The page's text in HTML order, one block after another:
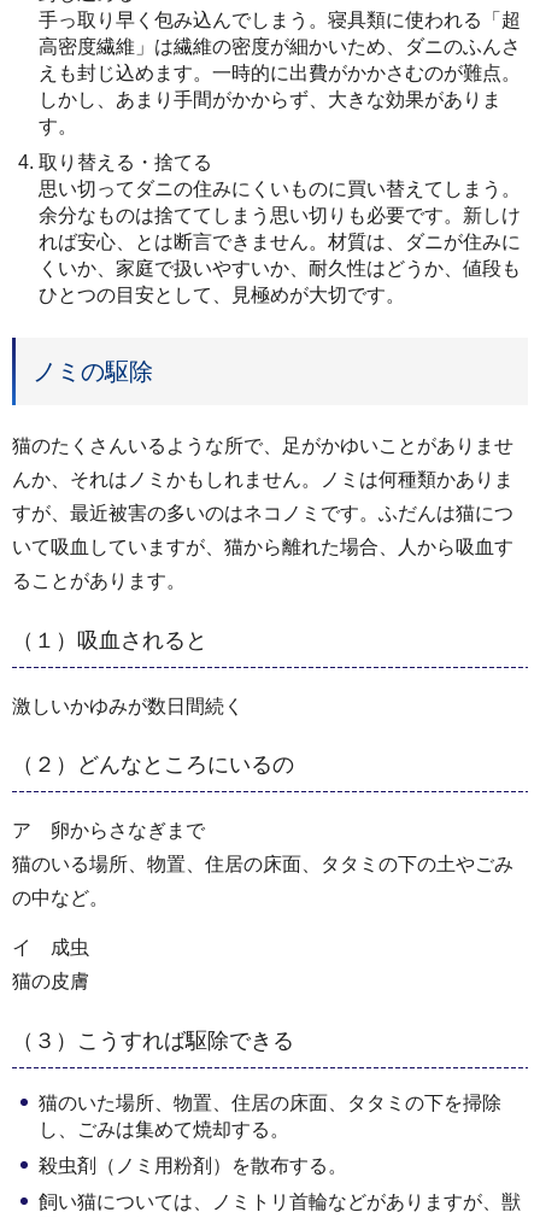
手っ取り早く包み込んでしまう。寝具類に使われる「超
高密度繊維」は繊維の密度が細かいため、ダニのふんさ
えも封じ込めます。一時的に出費がかかさむのが難点。
しかし、あまり手間がかからず、大きな効果がありま
す。
取り替える・捨てる
思い切ってダニの住みにくいものに買い替えてしまう。
余分なものは捨ててしまう思い切りも必要です。新しけ
れば安心、とは断言できません。材質は、ダニが住みに
くいか、家庭で扱いやすいか、耐久性はどうか、値段も
ひとつの目安として、見極めが大切です。
ノミの駆除
猫のたくさんいるような所で、足がかゆいことがありませ
んか、それはノミかもしれません。ノミは何種類かありま
すが、最近被害の多いのはネコノミです。ふだんは猫につ
いて吸血していますが、猫から離れた場合、人から吸血す
ることがあります。
（１）吸血されると
激しいかゆみが数日間続く
（２）どんなところにいるの
ア 卵からさなぎまで
猫のいる場所、物置、住居の床面、タタミの下の土やごみ
の中など。
イ 成虫
猫の皮膚
（３）こうすれば駆除できる
猫のいた場所、物置、住居の床面、タタミの下を掃除
し、ごみは集めて焼却する。
殺虫剤（ノミ用粉剤）を散布する。
飼い猫については、ノミトリ首輪などがありますが、獣